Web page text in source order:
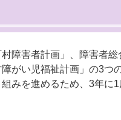
障害者計画」、障害者
がい児福祉計画」の3
みを進めるため、3年に1